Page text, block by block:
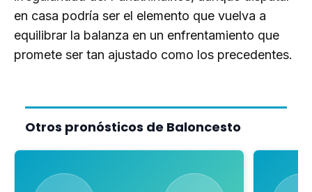
en casa podría ser el elemento que vuelva a
equilibrar la balanza en un enfrentamiento que
promete ser tan ajustado como los precedentes.
Otros pronósticos de Baloncesto